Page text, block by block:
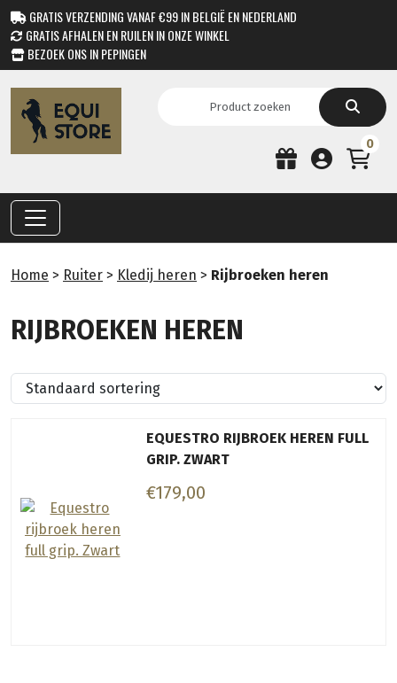
GRATIS VERZENDING VANAF €99 IN BELGIË EN NEDERLAND
GRATIS AFHALEN EN RUILEN IN ONZE WINKEL
BEZOEK ONS IN PEPINGEN
0
Home > Ruiter > Kledij heren > Rijbroeken heren
RIJBROEKEN HEREN
EQUESTRO RIJBROEK HEREN FULL
GRIP. ZWART
€179,00